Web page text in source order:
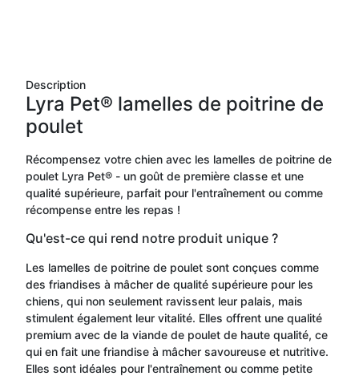
Description
Lyra Pet® lamelles de poitrine de
poulet
Récompensez votre chien avec les lamelles de poitrine de
poulet Lyra Pet® - un goût de première classe et une
qualité supérieure, parfait pour l'entraînement ou comme
récompense entre les repas !
Qu'est-ce qui rend notre produit unique ?
Les lamelles de poitrine de poulet sont conçues comme
des friandises à mâcher de qualité supérieure pour les
chiens, qui non seulement ravissent leur palais, mais
stimulent également leur vitalité. Elles offrent une qualité
premium avec de la viande de poulet de haute qualité, ce
qui en fait une friandise à mâcher savoureuse et nutritive.
Elles sont idéales pour l'entraînement ou comme petite